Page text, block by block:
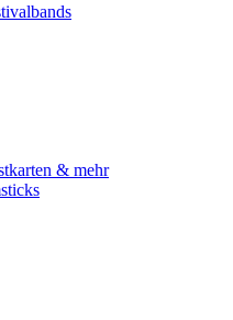
& mehr